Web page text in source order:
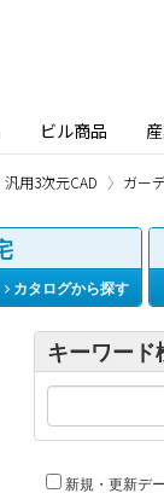
ビル商品
汎用3次元CAD ガー
カタログから探す
キーワード
新規・更新デ